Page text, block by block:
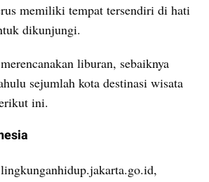
memiliki tempat tersendiri di hati
dikunjungi.
liburan, sebaiknya
sejumlah kota destinasi wisata
ini.